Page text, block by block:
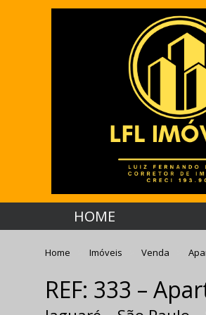
HOME
Home Imóveis Venda
REF: 333 –